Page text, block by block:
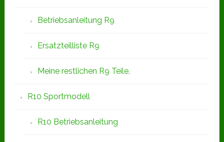
Betriebsanleitung R9
Ersatzteilliste R9
Meine restlichen R9 Teile.
R10 Sportmodell
R10 Betriebsanleitung